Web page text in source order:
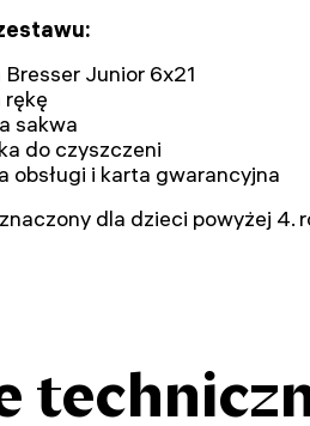
Junior 6x21
rękę
sakwa
do czyszczeni
obsługi i karta gwarancyjna
dla dzieci powyżej 4.